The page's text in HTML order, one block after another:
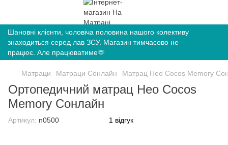
Шановні клієнти, чоловіча половина нашого колективу
знаходиться серед лав ЗСУ. Магазин тимчасово не
працює. Але працюватиме🫶
Матраци Матраци Сонлайн Матрац Нео Cocos Memory
Ортопедичний матрац Нео Cocos
Memory Сонлайн
Артикул: n0500 1 відгук